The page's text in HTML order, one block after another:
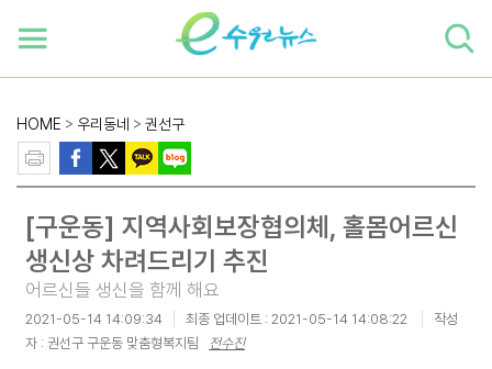
HOME > 우리동네 > 권선구
[구운동] 지역사회보장협의체, 홀몸어르신
생신상 차려드리기 추진
어르신들 생신을 함께 해요
2021-05-14 14:09:34 최종 업데이트 : 2021-05-14 14:08:22
작성
자 : 권선구 구운동 맞춤형복지팀
전수진